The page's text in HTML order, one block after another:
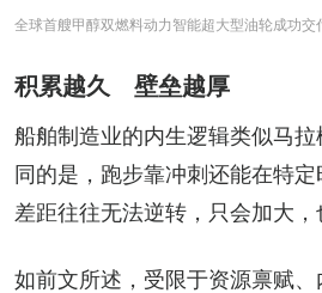
全球首艘甲醇双燃料动力智能超大型油轮成功交
积累越久 壁垒越厚
船舶制造业的内生逻辑类似马
同的是，跑步靠冲刺还能在特
差距往往无法逆转，只会加大，
如前文所述，受限于资源禀赋